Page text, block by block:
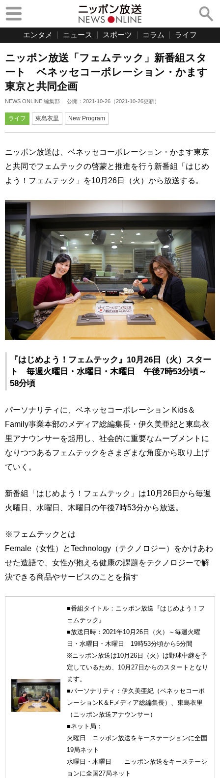
エンタメ ニュース スポーツ コラム ライフ
ニッポン放送「フェムテック」新番組スタ
ート ベネッセコーポレーション・かます
東京と共同企画
NEWS ONLINE 編集部 公開： 2021-10-26 （2021-10-26更新）
ライフ 東島衣里 New Program
ニッポン放送は、ベネッセコーポレーション・かます東京
と共同でフェムテックの啓蒙と推進を行う新番組「はじめ
よう！フェムテック」を10月26日（火）から放送する。
『はじめよう！フェムテック』10月26日（火）スター
ト 毎週火曜日・水曜日・木曜日 午後7時53分頃～
58分頃
パーソナリティに、ベネッセコーポレーション Kids＆
Family事業本部のメディア総編集長・伊久美亜紀と東島衣
里アナウンサーを起用し、社会的に重要なムーブメントに
なりつつあるフェムテックをさまざまな角度から取り上げ
ていく。
新番組「はじめよう！フェムテック」は10月26日から毎週
火曜日、水曜日、木曜日の午後7時53分から放送。
※フェムテックとは
Female（女性）とTechnology（テクノロジー）をかけあわ
せた造語で、女性が抱える健康の課題をテクノロジーで解
決できる商品やサービスのことを指す
■番組タイトル：ニッポン放送『はじめよう！フ
ェムテック』
■放送日時：2021年10月26日（火）～毎週火曜
日・水曜日・木曜日 19時53分頃から5分間
※ニッポン放送は10月26日（火）は野球中継を予
定しているため、10月27日からのスタートとなり
ます。
■パーソナリティ：伊久美亜紀（ベネッセコーポ
レーションK＆Fメディア総編集長）、東島衣里
（ニッポン放送アナウンサー）
■ネット局：
火曜日 ニッポン放送をキーステーションに全国
19局ネット
水曜日・木曜日 ニッポン放送をキーステーシ
ョンに全国27局ネット